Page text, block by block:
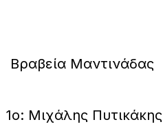
Βραβεία Μαντινάδας
1ο: Μιχάλης Πυτικάκης